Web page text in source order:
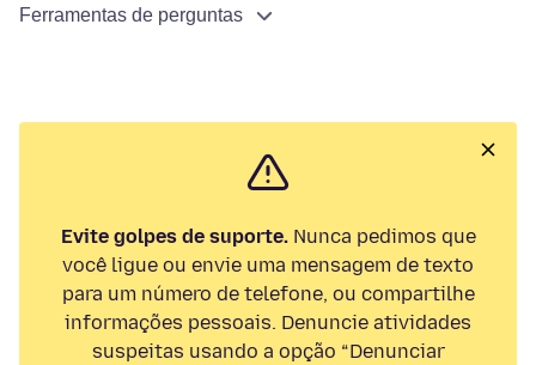
Ferramentas de perguntas
Evite golpes de suporte.Nunca pedimos que
você ligue ou envie uma mensagem de texto
para um número de telefone, ou compartilhe
informações pessoais. Denuncie atividades
suspeitas usando a opção “Denunciar